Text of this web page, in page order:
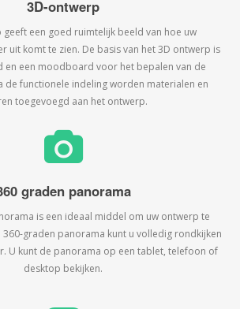
3D-ontwerp
geeft een goed ruimtelijk beeld van hoe uw
uit komt te zien. De basis van het 3D ontwerp is
en een moodboard voor het bepalen van de
de functionele indeling worden materialen en
toegevoegd aan het ontwerp.
graden panorama
is een ideaal middel om uw ontwerp te
360-graden panorama kunt u volledig rondkijken
U kunt de panorama op een tablet, telefoon of
desktop bekijken.